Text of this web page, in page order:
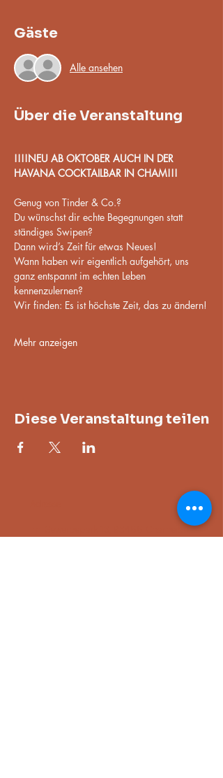
Gäste
Alle ansehen
Über die Veranstaltung
!!!!NEU AB OKTOBER AUCH IN DER
HAVANA COCKTAILBAR IN CHAM!!!
Genug von Tinder & Co.?
Du wünschst dir echte Begegnungen statt
ständiges Swipen?
Dann wird’s Zeit für etwas Neues!
Wann haben wir eigentlich aufgehört, uns
ganz entspannt im echten Leben
kennenzulernen?
Wir finden: Es ist höchste Zeit, das zu ändern!
Mehr anzeigen
Diese Veranstaltung teilen
Im Gewerbepark 13, 93466 Chamerau,